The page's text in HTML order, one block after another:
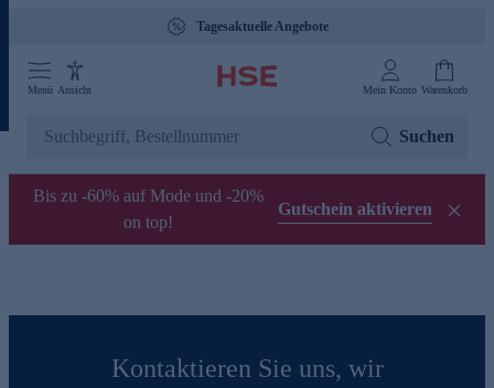
Tagesaktuelle Angebote
Menü Ansicht Mein Konto Warenkorb
Suchen
Bis zu -60% auf Mode und -20%
on top!
Gutschein aktivieren
Kontaktieren Sie uns, wir